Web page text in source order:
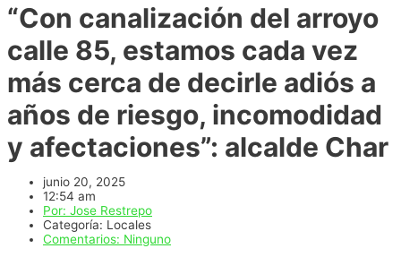
“Con canalización del arroyo
calle 85, estamos cada vez
más cerca de decirle adiós a
años de riesgo, incomodidad
y afectaciones”: alcalde Char
junio 20, 2025
12:54 am
Por: Jose Restrepo
Categoría: Locales
Comentarios: Ninguno